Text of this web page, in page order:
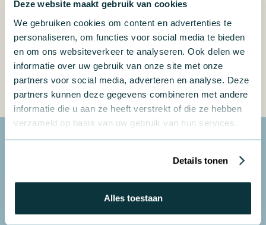
Deze website maakt gebruik van cookies
We gebruiken cookies om content en advertenties te
personaliseren, om functies voor social media te bieden
en om ons websiteverkeer te analyseren. Ook delen we
informatie over uw gebruik van onze site met onze
partners voor social media, adverteren en analyse. Deze
partners kunnen deze gegevens combineren met andere
informatie die u aan ze heeft verstrekt of die ze hebben
verzameld op basis van uw gebruik van hun services.
Details tonen
Alles toestaan
Neem contact op
Persoonlijke benadering
Passend advies
Heerlijke koffie
Ook werken aan rust,
richting en eigenaarschap?
Dan gaan we graag samen op zoek naar wat
voor jullie écht werkt. Niet als adviseur vanaf